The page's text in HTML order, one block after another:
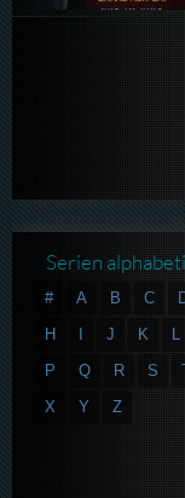
Serien
# A B C
H
I J K L
P
Q R S
X
Y Z